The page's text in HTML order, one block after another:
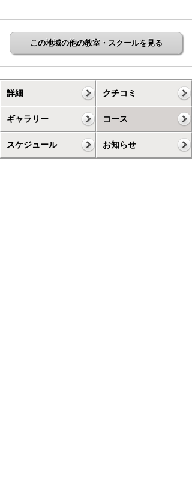
この地域の他の教室・スクールを見る
詳細 クチコミ
ギャラリー コース
スケジュール お知らせ